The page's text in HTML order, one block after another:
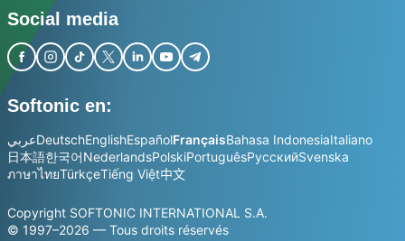
Social media
Softonic en:
عربيDeutschEnglishEspañolFrançaisBahasa IndonesiaItaliano
日本語한국어NederlandsPolskiPortuguêsРусскийSvenska
ภาษาไทยTürkçeTiếng Việt中文
Copyright SOFTONIC INTERNATIONAL S.A.
© 1997–2026 — Tous droits réservés